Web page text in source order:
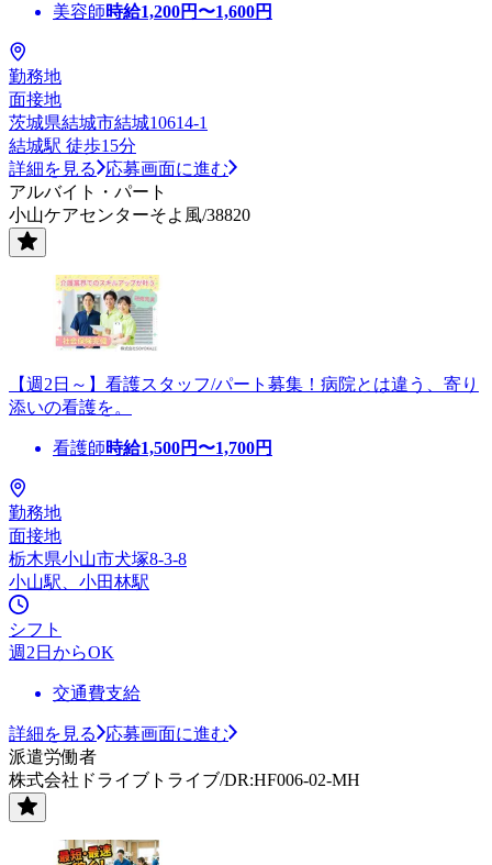
美容師時給1,200円〜1,600円
勤務地
面接地
茨城県結城市結城10614-1
結城駅 徒歩15分
詳細を見る
応募画面に進む
アルバイト・パート
小山ケアセンターそよ風/38820
【週2日～】看護スタッフ/パート募集！病院とは違う、寄り
添いの看護を。
看護師時給1,500円〜1,700円
勤務地
面接地
栃木県小山市犬塚8-3-8
小山駅、小田林駅
シフト
週2日からOK
交通費支給
詳細を見る
応募画面に進む
派遣労働者
株式会社ドライブトライブ/DR:HF006-02-MH